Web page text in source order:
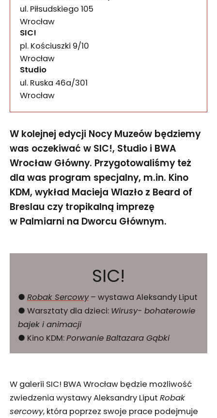
ul. Piłsudskiego 105
50-085
Wrocław
SIC!
pl. Kościuszki 9/10
50-028
Wrocław
Studio
ul. Ruska 46a/301
50-079
Wrocław
W kolejnej edycji Nocy Muzeów będziemy
was oczekiwać w SIC!, Studio i BWA
Wrocław Główny. Przygotowaliśmy też
dla was program specjalny, m.in. Kino
KDM, wykład Macieja Wlazło z Beard of
Breslau czy tropikalną imprezę
w Palmiarni na Dworcu Głównym.
SIC!
● Robak Sercowy– wystawa Aleksandy Liput
● Warsztaty dla dzieci: Wirusy- bohaterowie
bajek i animacji
● Kino KDM:Porwanie Baltazara Gąbki
W galerii SIC! BWA Wrocław będzie możliwość
zwiedzenia wystawy Aleksandry Liput Robak
sercowy, która poprzez swoje prace podejmuje